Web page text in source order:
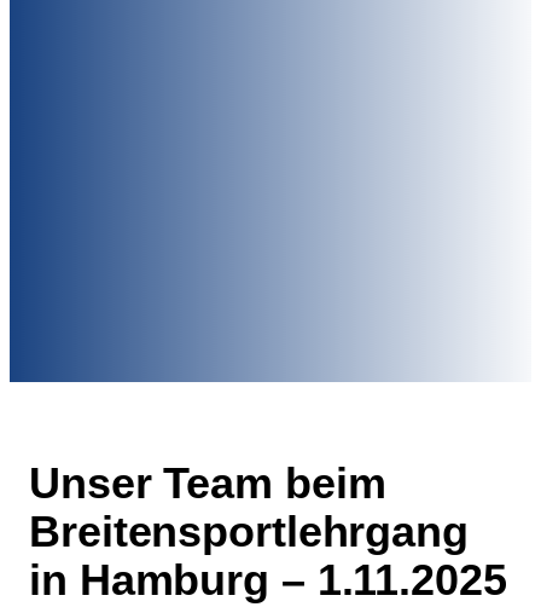
Unser Team beim
Breitensportlehrgang
in Hamburg – 1.11.2025